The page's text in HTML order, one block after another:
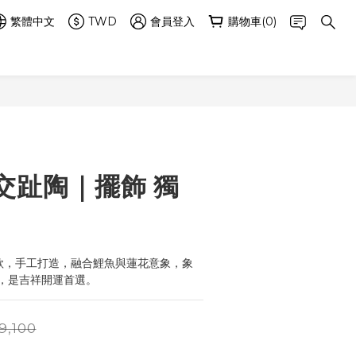
繁體中文 TWD 會員登入 購物車(0)
趾陶｜擺飾 獨
手工打造，融合鯉魚與蓮花意象，象
吉祥開運首選。